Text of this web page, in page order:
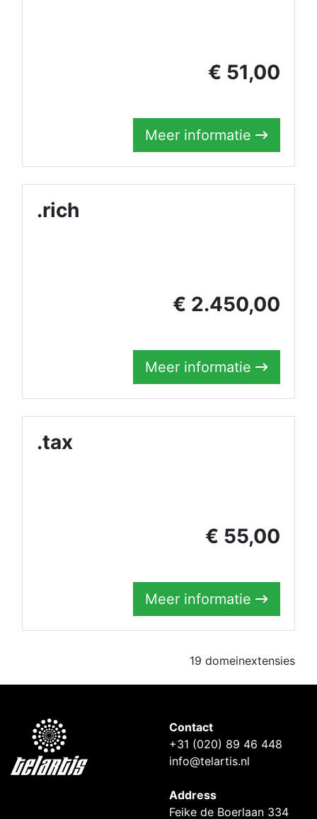
€ 51,00
Meer informatie
.rich
€ 2.450,00
Meer informatie
.tax
€ 55,00
Meer informatie
19 domeinextensies
Contact
+31 (020) 89 46 448
info@telartis.nl
Address
Feike de Boerlaan 334